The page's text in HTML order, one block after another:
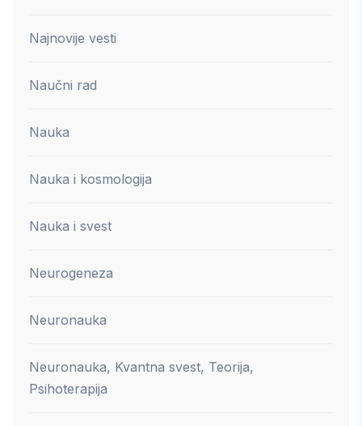
Najnovije vesti
Naučni rad
Nauka
Nauka i kosmologija
Nauka i svest
Neurogeneza
Neuronauka
Neuronauka, Kvantna svest, Teorija,
Psihoterapija